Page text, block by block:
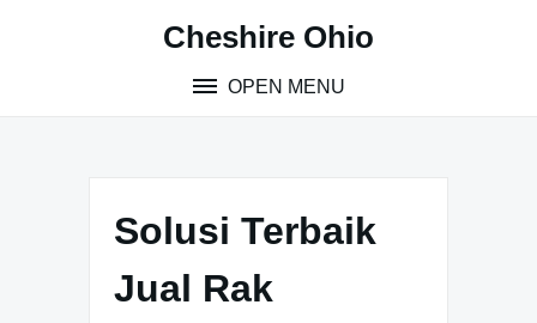
Cheshire Ohio
OPEN MENU
Solusi Terbaik
Jual Rak